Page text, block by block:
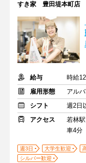
すき家 豊田堤本町店
給与
雇用形態
アル
シフト
週2日
アクセス
若林駅
車4分
週3日 大学生歓迎
シルバー歓迎